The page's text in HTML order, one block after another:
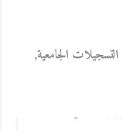
التسجيلات الجامعية,